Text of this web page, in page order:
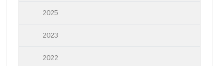
2025
2023
2022